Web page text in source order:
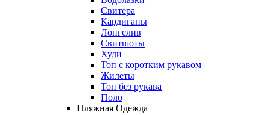
Свитера
Кардиганы
Лонгслив
Свитшоты
Худи
Топ с коротким рукавом
Жилеты
Топ без рукава
Поло
Пляжная Одежда